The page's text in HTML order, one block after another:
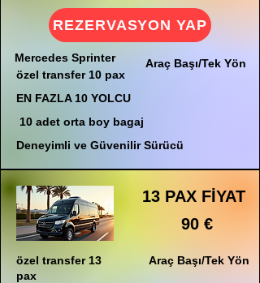
REZERVASYON YAP
Mercedes Sprinter
özel transfer 10 pax
Araç Başı/Tek Yön
EN FAZLA 10 YOLCU
10 adet orta boy bagaj
Deneyimli ve Güvenilir Sürücü
özel transfer 13
pax
13 PAX FİYAT
90 €
Araç Başı/Tek Yön